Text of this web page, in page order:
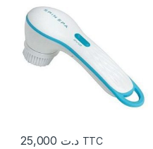
د.ت TTC